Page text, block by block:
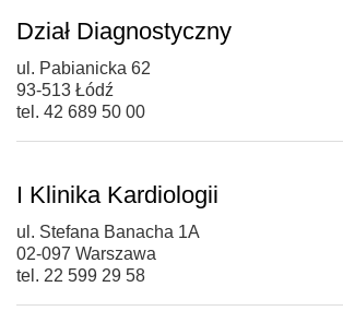
Dział Diagnostyczny
ul. Pabianicka 62
93-513 Łódź
tel. 42 689 50 00
I Klinika Kardiologii
ul. Stefana Banacha 1A
02-097 Warszawa
tel. 22 599 29 58